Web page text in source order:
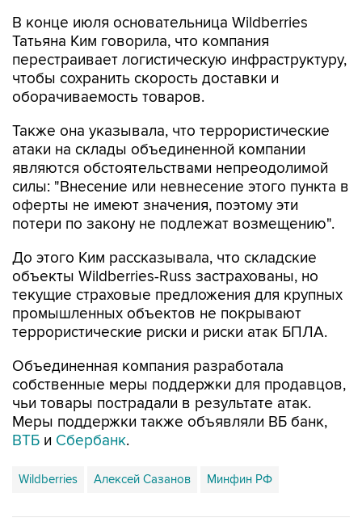
В конце июля основательница Wildberries
Татьяна Ким говорила, что компания
перестраивает логистическую инфраструктуру,
чтобы сохранить скорость доставки и
оборачиваемость товаров.
Также она указывала, что террористические
атаки на склады объединенной компании
являются обстоятельствами непреодолимой
силы: "Внесение или невнесение этого пункта в
оферты не имеют значения, поэтому эти
потери по закону не подлежат возмещению".
До этого Ким рассказывала, что складские
объекты Wildberries-Russ застрахованы, но
текущие страховые предложения для крупных
промышленных объектов не покрывают
террористические риски и риски атак БПЛА.
Объединенная компания разработала
собственные меры поддержки для продавцов,
чьи товары пострадали в результате атак.
Меры поддержки также объявляли ВБ банк,
ВТБ и Сбербанк.
Wildberries Алексей Сазанов Минфин РФ